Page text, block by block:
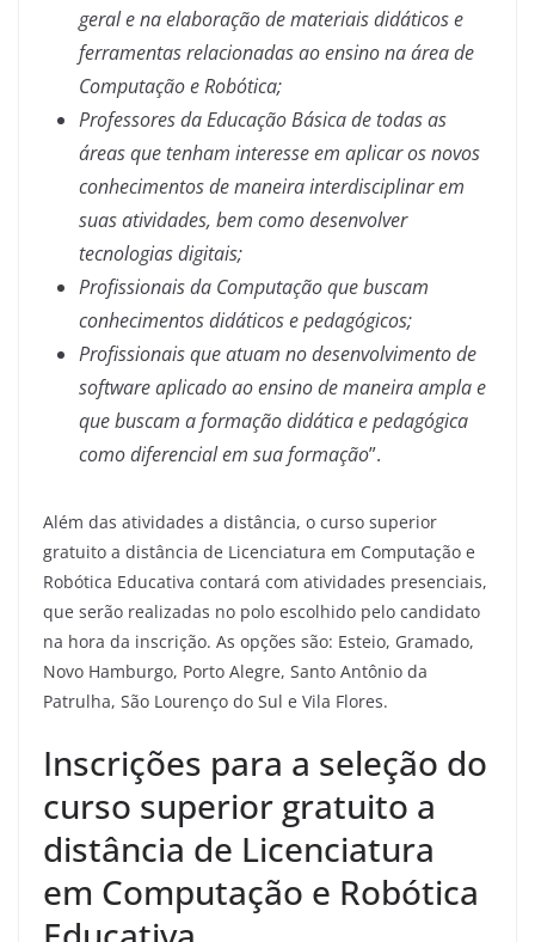
geral e na elaboração de materiais didáticos e
ferramentas relacionadas ao ensino na área de
Computação e Robótica;
Professores da Educação Básica de todas as
áreas que tenham interesse em aplicar os novos
conhecimentos de maneira interdisciplinar em
suas atividades, bem como desenvolver
tecnologias digitais;
Profissionais da Computação que buscam
conhecimentos didáticos e pedagógicos;
Profissionais que atuam no desenvolvimento de
software aplicado ao ensino de maneira ampla e
que buscam a formação didática e pedagógica
como diferencial em sua formação”.
Além das atividades a distância, o curso superior
gratuito a distância de Licenciatura em Computação e
Robótica Educativa contará com atividades presenciais,
que serão realizadas no polo escolhido pelo candidato
na hora da inscrição. As opções são: Esteio, Gramado,
Novo Hamburgo, Porto Alegre, Santo Antônio da
Patrulha, São Lourenço do Sul e Vila Flores.
Inscrições para a seleção do
curso superior gratuito a
distância de Licenciatura
em Computação e Robótica